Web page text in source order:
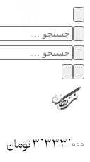
۳٬۳۳۳٬۰۰۰تومان